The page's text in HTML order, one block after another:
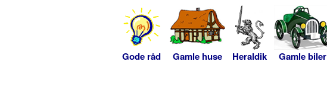
Gode råd Gamle huse Heraldik Gamle biler